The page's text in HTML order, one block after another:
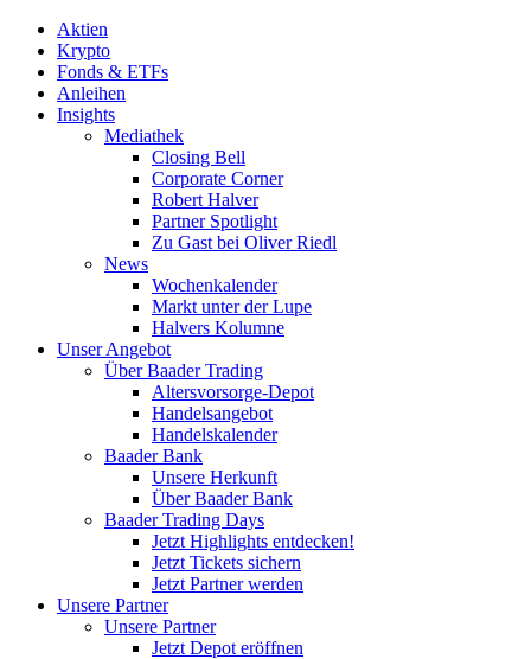
Aktien
Krypto
Fonds & ETFs
Anleihen
Insights
Mediathek
Closing Bell
Corporate Corner
Robert Halver
Partner Spotlight
Zu Gast bei Oliver Riedl
News
Wochenkalender
Markt unter der Lupe
Halvers Kolumne
Unser Angebot
Über Baader Trading
Altersvorsorge-Depot
Handelsangebot
Handelskalender
Baader Bank
Unsere Herkunft
Über Baader Bank
Baader Trading Days
Jetzt Highlights entdecken!
Jetzt Tickets sichern
Jetzt Partner werden
Unsere Partner
Unsere Partner
Jetzt Depot eröffnen